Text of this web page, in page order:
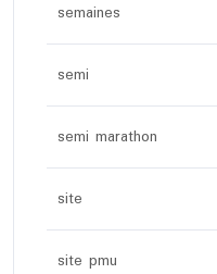
semaines
semi
semi marathon
site
site pmu